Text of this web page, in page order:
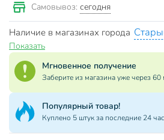
Самовывоз: сегодня
Наличие в магазинах города
Показать
Мгновенное получение
Заберите из магазина уже через 60
Популярный товар!
Куплено 5 штук за последние 24